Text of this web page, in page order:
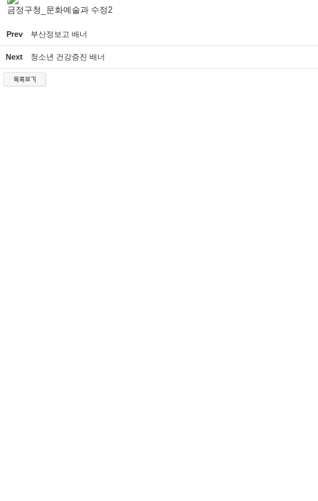
금정구청_문화예술과 수정2
Prev 부산정보고 배너
Next 청소년 건강증진 배너